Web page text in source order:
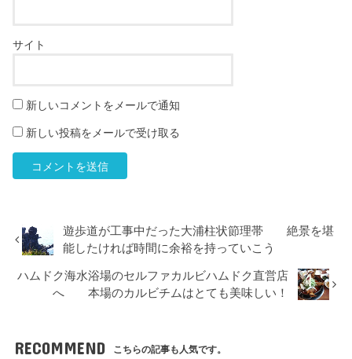
サイト
新しいコメントをメールで通知
新しい投稿をメールで受け取る
遊歩道が工事中だった大浦柱状節理帯 絶景を堪
能したければ時間に余裕を持っていこう
ハムドク海水浴場のセルファカルビハムドク直営店
へ 本場のカルビチムはとても美味しい！
RECOMMEND こちらの記事も人気です。